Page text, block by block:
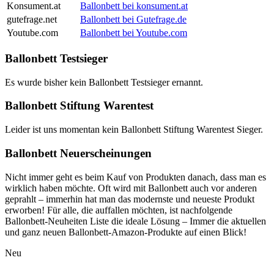
Konsument.at
Ballonbett bei konsument.at
gutefrage.net
Ballonbett bei Gutefrage.de
Youtube.com
Ballonbett bei Youtube.com
Ballonbett Testsieger
Es wurde bisher kein Ballonbett Testsieger ernannt.
Ballonbett Stiftung Warentest
Leider ist uns momentan kein Ballonbett Stiftung Warentest Sieger.
Ballonbett Neuerscheinungen
Nicht immer geht es beim Kauf von Produkten danach, dass man es
wirklich haben möchte. Oft wird mit Ballonbett auch vor anderen
geprahlt – immerhin hat man das modernste und neueste Produkt
erworben! Für alle, die auffallen möchten, ist nachfolgende
Ballonbett-Neuheiten Liste die ideale Lösung – Immer die aktuellen
und ganz neuen Ballonbett-Amazon-Produkte auf einen Blick!
Neu